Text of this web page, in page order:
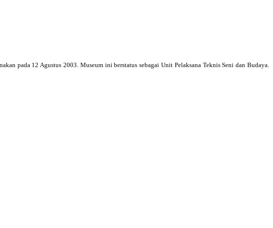
pada 12 Agustus 2003. Museum ini berstatus sebagai Unit Pelaksana Teknis Seni dan Budaya.